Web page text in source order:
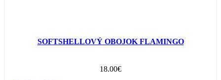
SOFTSHELLOVÝ OBOJOK FLAMINGO
18.00€